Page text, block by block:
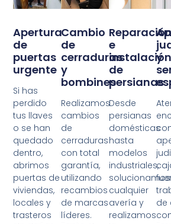
Apertura
de
puertas
urgente
Si has
perdido
tus llaves
o se han
quedado
dentro,
abrimos
puertas de
viviendas,
locales y
trasteros
Cambio
de
cerraduras
y
bombines
Realizamos
cambios
de
cerraduras
con total
garantía,
utilizando
recambios
de marcas
líderes.
e
instalación
de
persianas
Desde
persianas
domésticas
hasta
modelos
industriales,
solucionamos
cualquier
avería y
realizamos
y
de